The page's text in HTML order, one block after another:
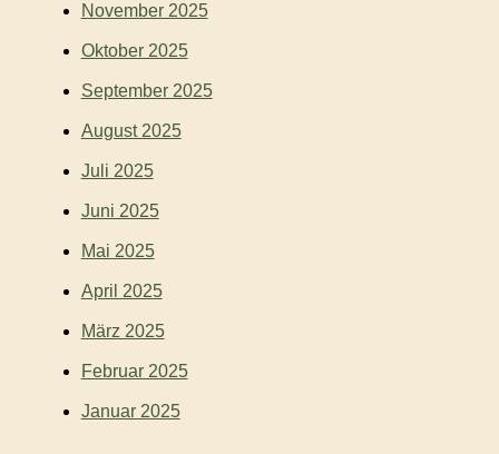
November 2025
Oktober 2025
September 2025
August 2025
Juli 2025
Juni 2025
Mai 2025
April 2025
März 2025
Februar 2025
Januar 2025